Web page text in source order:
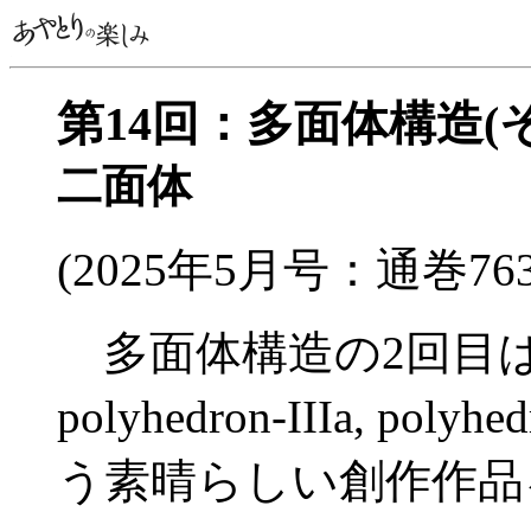
第14回：多面体構
二面体
(2025年5月号：通巻
多面体構造の2回目
polyhedron-IIIa,
う素晴らしい創作作